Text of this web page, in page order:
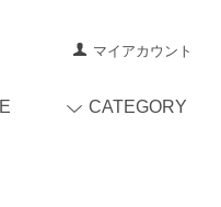
マイアカウント
CATEGORY